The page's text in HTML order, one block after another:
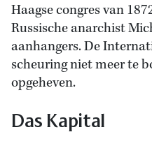
Haagse congres van
Russische anarchist
aanhangers. De
scheuring niet meer te
opgeheven.
Das Kapital